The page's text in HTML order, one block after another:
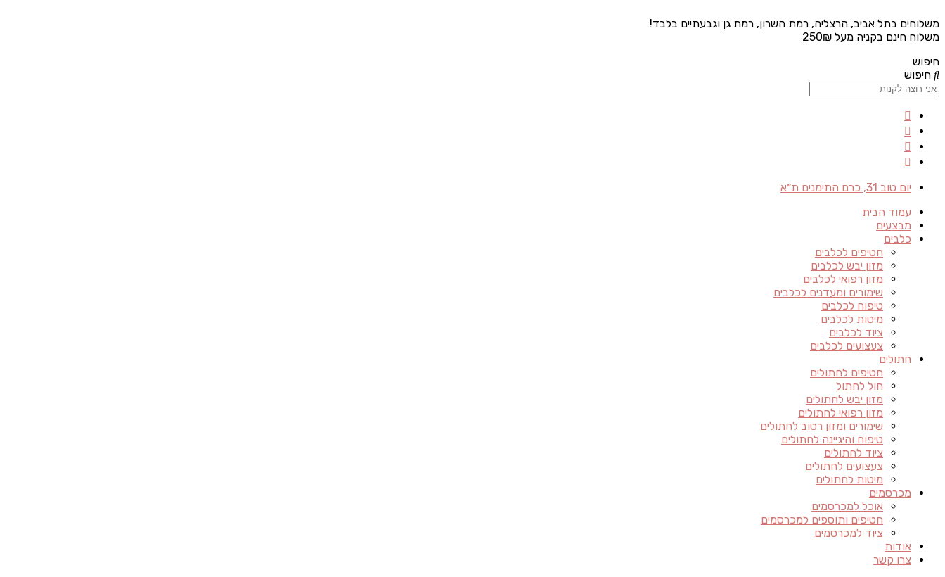
משלוחים בתל אביב, הרצליה, רמת השרון, רמת גן וגבעתיים בלבד!
משלוח חינם בקניה מעל 250₪
חיפוש
חיפוש
יום טוב 31, כרם התימנים ת״א
עמוד הבית
מבצעים
כלבים
חטיפים לכלבים
מזון יבש לכלבים
מזון רפואי לכלבים
שימורים ומעדנים לכלבים
טיפוח לכלבים
מיטות לכלבים
ציוד לכלבים
צעצועים לכלבים
חתולים
חטיפים לחתולים
חול לחתול
מזון יבש לחתולים
מזון רפואי לחתולים
שימורים ומזון רטוב לחתולים
טיפוח והיגיינה לחתולים
ציוד לחתולים
צעצועים לחתולים
מיטות לחתולים
מכרסמים
אוכל למכרסמים
חטיפים ותוספים למכרסמים
ציוד למכרסמים
אודות
צרו קשר